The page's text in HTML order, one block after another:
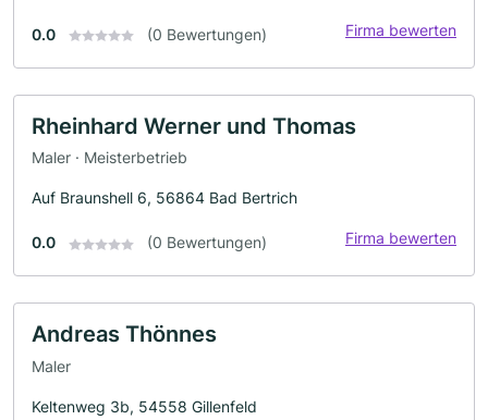
0.0 (0 Bewertungen) Firma bewerten
Rheinhard Werner und Thomas
Maler · Meisterbetrieb
Auf Braunshell 6, 56864 Bad Bertrich
0.0 (0 Bewertungen) Firma bewerten
Andreas Thönnes
Maler
Keltenweg 3b, 54558 Gillenfeld